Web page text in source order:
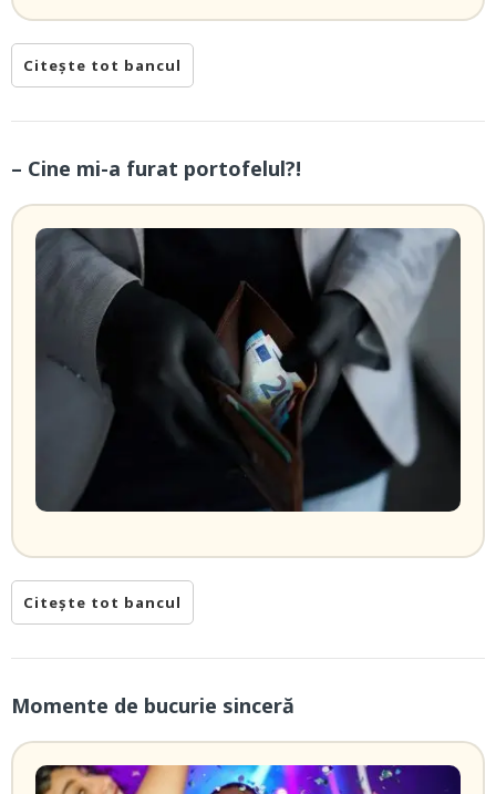
Citește tot bancul
– Cine mi-a furat portofelul?!
Citește tot bancul
Momente de bucurie sinceră